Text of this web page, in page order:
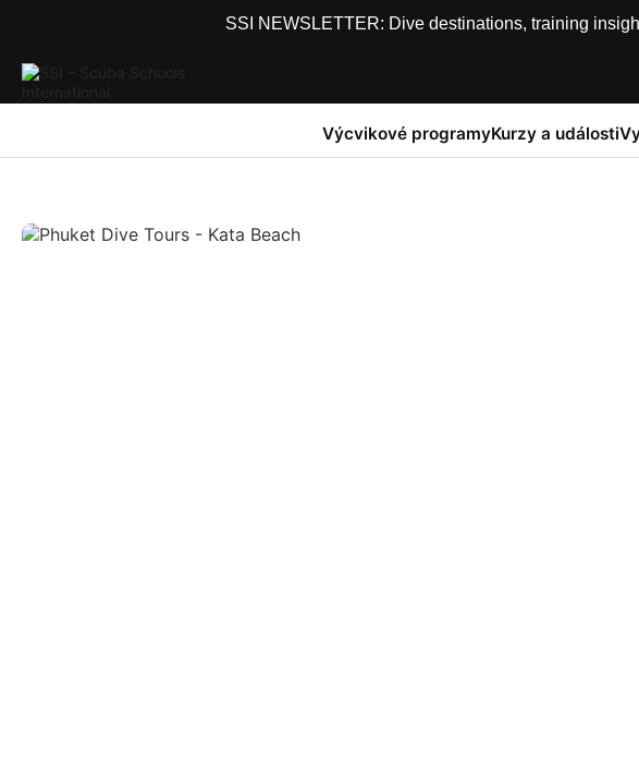
SSI NEWSLETTER: Dive destinations, training
Výcvikové programyKurzy a události